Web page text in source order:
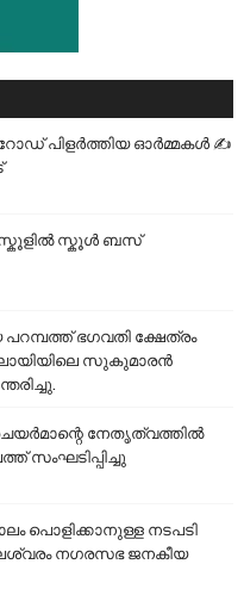
പിളർത്തിയ ഓർമ്മകൾ ✍️
സ്കൂളിൽ സ്കൂൾ ബസ്
ഭഗവതി ക്ഷേത്രം
സുകുമാരൻ
നേതൃത്വത്തിൽ
സംഘടിപ്പിച്ചു
പൊളിക്കാനുള്ള നടപടി
നഗരസഭ ജനകീയ